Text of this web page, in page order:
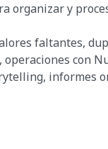
organizar y
faltantes,
con
informes